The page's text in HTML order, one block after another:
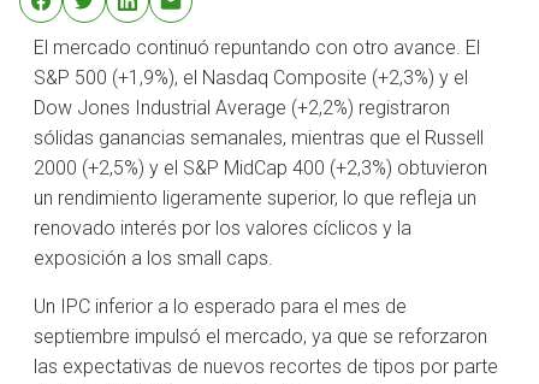
El mercado continuó repuntando con otro avance. El
S&P 500 (+1,9%), el Nasdaq Composite (+2,3%) y el
Dow Jones Industrial Average (+2,2%) registraron
sólidas ganancias semanales, mientras que el Russell
2000 (+2,5%) y el S&P MidCap 400 (+2,3%) obtuvieron
un rendimiento ligeramente superior, lo que refleja un
renovado interés por los valores cíclicos y la
exposición a los small caps.
Un IPC inferior a lo esperado para el mes de
septiembre impulsó el mercado, ya que se reforzaron
las expectativas de nuevos recortes de tipos por parte